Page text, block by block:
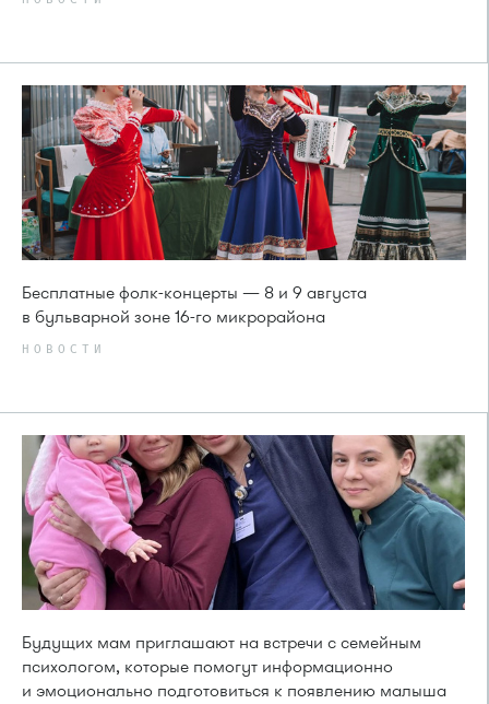
Бесплатные фолк-концерты — 8 и 9 августа
в бульварной зоне 16-го микрорайона
НОВОСТИ
Будущих мам приглашают на встречи с семейным
психологом, которые помогут информационно
и эмоционально подготовиться к появлению малыша